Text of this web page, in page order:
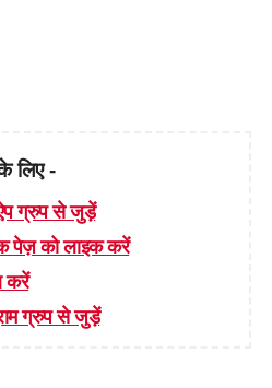
लिए -
ग्रुप से जुड़ें
पेज़ को लाइक करें
करें
ग्रुप से जुड़ें